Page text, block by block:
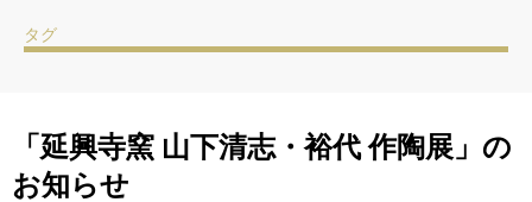
タグ
「延興寺窯 山下清志・裕代 作陶展」の
お知らせ